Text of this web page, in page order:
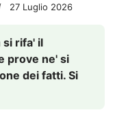
27 Luglio 2026
si rifa' il
prove ne' si
dei fatti. Si